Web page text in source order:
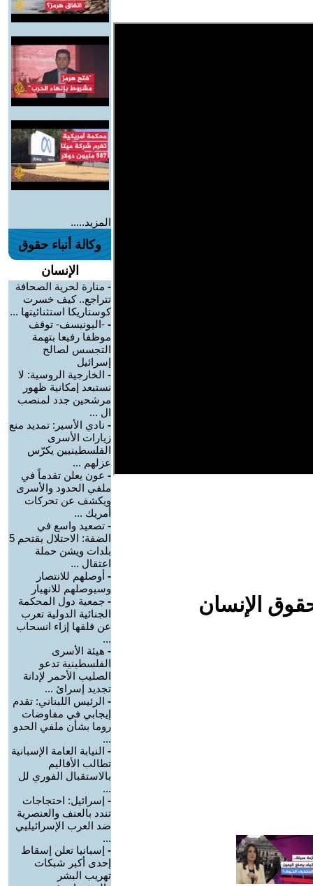
الإنسان
المزيد.....
وكالة أنباء حقوق
الإنسان
- منارة لحرية الصحافة
تتراجع.. كيف خسرت
كوستاريكا استثنائيتها ...
- -اليونيسف- توقف
موظفا رفيعا بتهمة
التجسس لصالح
إسرائيل
- الخارجية الروسية: لا
نستبعد إمكانية ظهور
مرشحين جدد لمنصب
ال ...
- نادي الأسير: تمديد منع
زيارات الأسرى
الفلسطينيين يكرّس
عزلهم ...
- عون يعلن تقدماً في
ملفي الحدود والأسرى
ويكشف عن تحركات
أمريك ...
- تصعيد واسع في
الضفة: الاحتلال يقتحم 5
بلدات ويشن حملة
اعتقال ...
- أوصلهم للانتصار
وسيوصلهم للانهيار
- جمعية دول المحكمة
الجنائية الدولية تعرب
عن قلقها إزاء انسحاب
...
- هيئة الأسرى
الفلسطينية تدعو
الصليب الأحمر لإدانة
تجديد إسرائ ...
- الرئيس اللبناني: تقدم
إيجابي في مفاوضات
روما بشأن ملفي الحدو
...
- النيابة العامة الإسبانية
تطالب الأقاليم
بالاستقبال الفوري لل
...
- إسرائيل: احتجاجات
تندد بالعنف والعنصرية
ضد العرب الإسرائيليي
...
- إسبانيا تعلن إسقاط
إحدى أكبر شبكات
تهريب البشر